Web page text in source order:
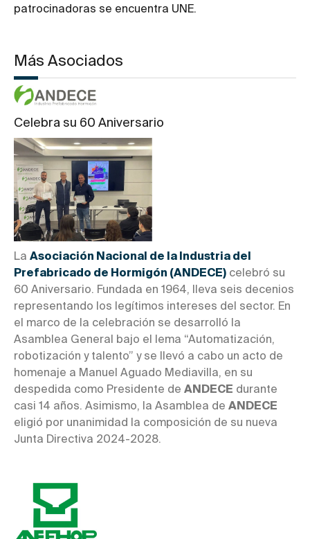
patrocinadoras se encuentra UNE.
Más Asociados
Celebra su 60 Aniversario
La Asociación Nacional de la Industria del
Prefabricado de Hormigón (ANDECE) celebró su
60 Aniversario. Fundada en 1964, lleva seis decenios
representando los legítimos intereses del sector. En
el marco de la celebración se desarrolló la
Asamblea General bajo el lema “Automatización,
robotización y talento” y se llevó a cabo un acto de
homenaje a Manuel Aguado Mediavilla, en su
despedida como Presidente de ANDECE durante
casi 14 años. Asimismo, la Asamblea de ANDECE
eligió por unanimidad la composición de su nueva
Junta Directiva 2024-2028.